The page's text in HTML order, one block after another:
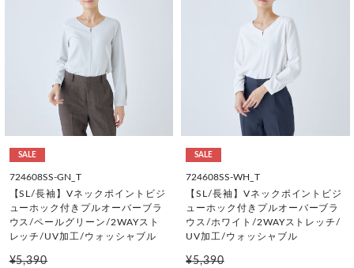
SALE
724608SS-GN_T
【SL/長袖】Vネックポイントビジ
ューホック付きプルオーバーブラ
ウス/ペールグリーン/2WAYスト
レッチ/UV加工/ウォッシャブル
¥5,390
SALE
724608SS-WH_T
【SL/長袖】Vネックポイントビジ
ューホック付きプルオーバーブラ
ウス/ホワイト/2WAYストレッチ/
UV加工/ウォッシャブル
¥5,390